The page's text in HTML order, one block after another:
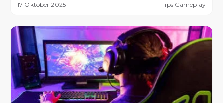
17 Oktober 2025 Tips Gameplay